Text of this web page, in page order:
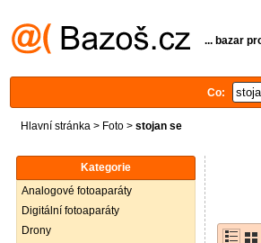
... bazar
Co:
Hlavní stránka > Foto > stojan se
Kategorie
Analogové fotoaparáty
Digitální fotoaparáty
Drony